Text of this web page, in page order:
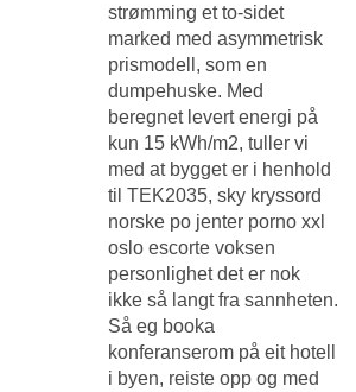
strømming et to-sidet
marked med asymmetrisk
prismodell, som en
dumpehuske. Med
beregnet levert energi på
kun 15 kWh/m2, tuller vi
med at bygget er i henhold
til TEK2035, sky kryssord
norske po jenter porno xxl
oslo escorte voksen
personlighet det er nok
ikke så langt fra sannheten.
Så eg booka
konferanserom på eit hotell
i byen, reiste opp og med